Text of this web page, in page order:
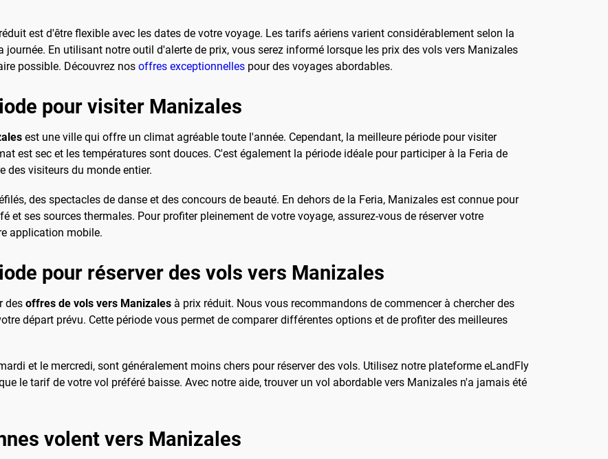
est d'être flexible avec les dates de votre voyage. Les tarifs aériens varient considérablement selon la
journée. En utilisant notre outil d'alerte de prix, vous serez informé lorsque les prix des vols vers Manizales
possible. Découvrez nos offres exceptionnelles pour des voyages abordables.
pour visiter Manizales
est une ville qui offre un climat agréable toute l'année. Cependant, la meilleure période pour visiter
est sec et les températures sont douces. C'est également la période idéale pour participer à la Feria de
des visiteurs du monde entier.
des spectacles de danse et des concours de beauté. En dehors de la Feria, Manizales est connue pour
et ses sources thermales. Pour profiter pleinement de votre voyage, assurez-vous de réserver votre
application mobile.
pour réserver des vols vers Manizales
des offres de vols vers Manizales à prix réduit. Nous vous recommandons de commencer à chercher des
départ prévu. Cette période vous permet de comparer différentes options et de profiter des meilleures
et le mercredi, sont généralement moins chers pour réserver des vols. Utilisez notre plateforme eLandFly
le tarif de votre vol préféré baisse. Avec notre aide, trouver un vol abordable vers Manizales n'a jamais été
volent vers Manizales